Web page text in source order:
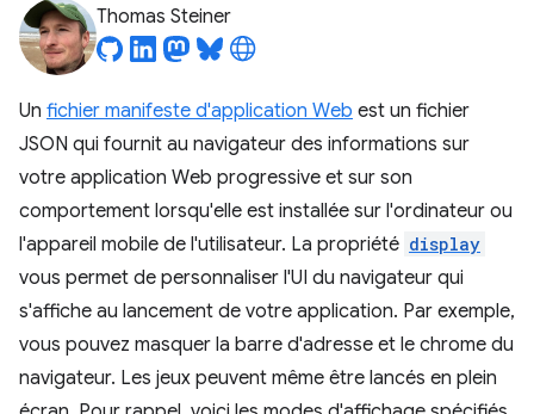
Thomas Steiner
Un fichier manifeste d'application Web est un fichier
JSON qui fournit au navigateur des informations sur
votre application Web progressive et sur son
comportement lorsqu'elle est installée sur l'ordinateur ou
l'appareil mobile de l'utilisateur. La propriété display
vous permet de personnaliser l'UI du navigateur qui
s'affiche au lancement de votre application. Par exemple,
vous pouvez masquer la barre d'adresse et le chrome du
navigateur. Les jeux peuvent même être lancés en plein